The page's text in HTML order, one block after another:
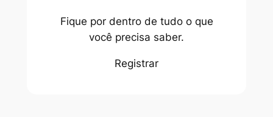
Fique por dentro de tudo o que
você precisa saber.
Registrar